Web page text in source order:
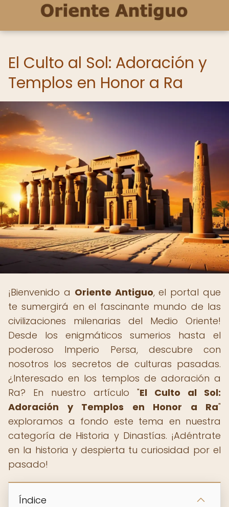
El Culto al Sol: Adoración y
Templos en Honor a Ra
¡Bienvenido a Oriente Antiguo, el portal que
te sumergirá en el fascinante mundo de las
civilizaciones milenarias del Medio Oriente!
Desde los enigmáticos sumerios hasta el
poderoso Imperio Persa, descubre con
nosotros los secretos de culturas pasadas.
¿Interesado en los templos de adoración a
Ra? En nuestro artículo "El Culto al Sol:
Adoración y Templos en Honor a Ra"
exploramos a fondo este tema en nuestra
categoría de Historia y Dinastías. ¡Adéntrate
en la historia y despierta tu curiosidad por el
pasado!
Índice